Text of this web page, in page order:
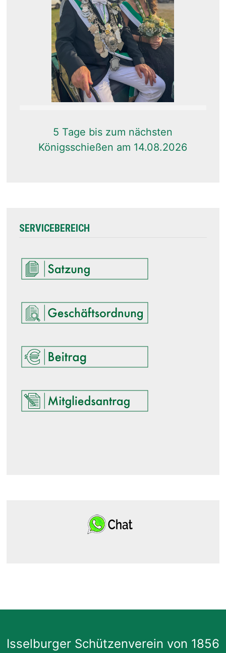
5 Tage bis zum nächsten
Königsschießen am 14.08.2026
SERVICEBEREICH
Isselburger Schützenverein von 1856